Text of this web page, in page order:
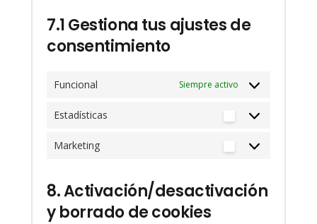
7.1 Gestiona tus ajustes de
consentimiento
Funcional Siempre activo
Estadísticas
Estadísticas
Marketing
Marketing
8. Activación/desactivación
y borrado de cookies